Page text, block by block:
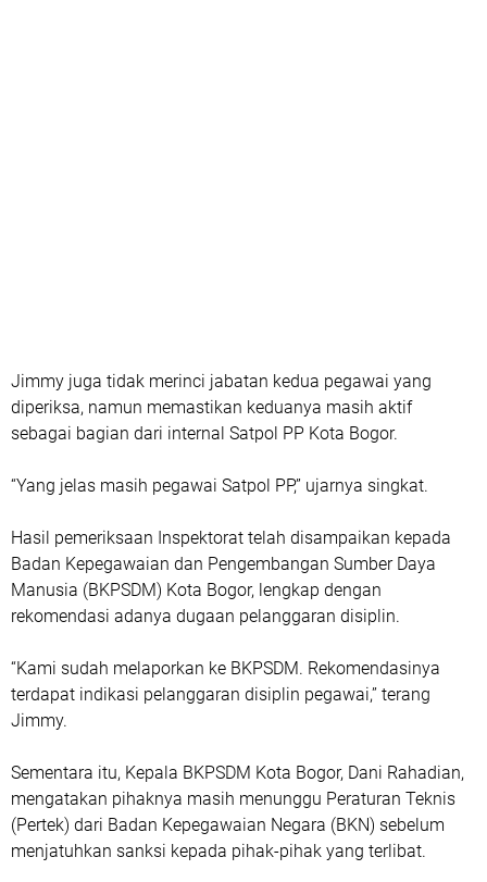
Jimmy juga tidak merinci jabatan kedua pegawai yang
diperiksa, namun memastikan keduanya masih aktif
sebagai bagian dari internal Satpol PP Kota Bogor.
“Yang jelas masih pegawai Satpol PP,” ujarnya singkat.
Hasil pemeriksaan Inspektorat telah disampaikan kepada
Badan Kepegawaian dan Pengembangan Sumber Daya
Manusia (BKPSDM) Kota Bogor, lengkap dengan
rekomendasi adanya dugaan pelanggaran disiplin.
“Kami sudah melaporkan ke BKPSDM. Rekomendasinya
terdapat indikasi pelanggaran disiplin pegawai,” terang
Jimmy.
Sementara itu, Kepala BKPSDM Kota Bogor, Dani Rahadian,
mengatakan pihaknya masih menunggu Peraturan Teknis
(Pertek) dari Badan Kepegawaian Negara (BKN) sebelum
menjatuhkan sanksi kepada pihak-pihak yang terlibat.